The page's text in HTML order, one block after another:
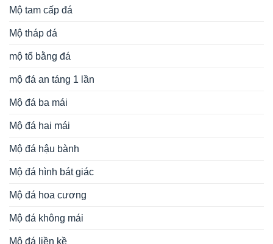
Mộ tam cấp đá
Mộ tháp đá
mộ tổ bằng đá
mộ đá an táng 1 lần
Mộ đá ba mái
Mộ đá hai mái
Mộ đá hậu bành
Mộ đá hình bát giác
Mộ đá hoa cương
Mộ đá không mái
Mộ đá liền kề